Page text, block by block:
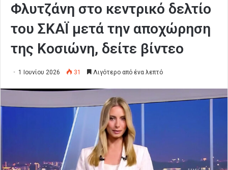
Φλυτζάνη στο κεντρικό δελτίο
του ΣΚΑΪ μετά την αποχώρηση
της Κοσιώνη, δείτε βίντεο
1 Ιουνίου 2026 31 Λιγότερο από ένα λεπτό